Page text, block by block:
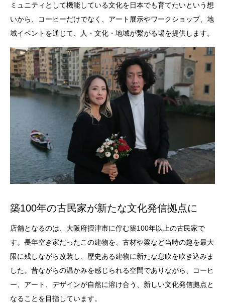
ミュニティとして機能している文化を日本でも育てたいという想
いから、コーヒーだけでなく、アート展示やワークショップ、地
域イベントを通じて、人・文化・地域が繋がる場を提供します。
築100年の古民家が新たな文化発信拠点に
店舗となるのは、大阪府摂津市に佇む築100年以上の古民家で
す。長年空き家だったこの建物を、古材や梁など当時の趣を最大
限に残しながら改装し、歴史ある建物に新たな息吹を吹き込みま
した。昔ながらの温かみを感じられる空間でありながら、コーヒ
ー、アート、デザインが自然に溶け合う、新しい文化発信拠点と
なることを目指しています。